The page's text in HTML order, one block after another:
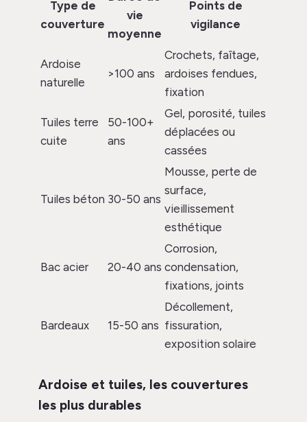
Type de
couverture
vie
moyenne
Points de
vigilance
Ardoise
naturelle
>100 ans
Crochets, faîtage,
ardoises fendues,
fixation
Tuiles terre
cuite
50-100+
ans
Gel, porosité, tuiles
déplacées ou
cassées
Tuiles béton 30-50 ans
Mousse, perte de
surface,
vieillissement
esthétique
Bac acier 20-40 ans
Corrosion,
condensation,
fixations, joints
Bardeaux 15-50 ans
Décollement,
fissuration,
exposition solaire
Ardoise et tuiles, les couvertures
les plus durables